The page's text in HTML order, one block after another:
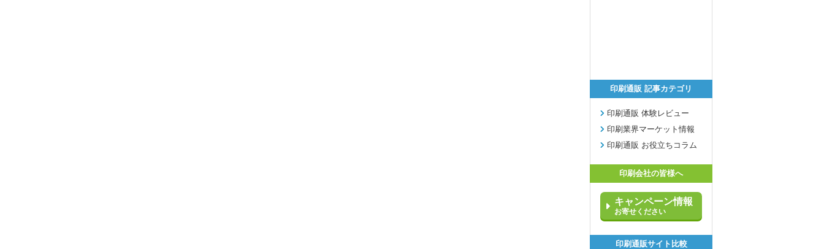
印刷通販 記事カテゴリ
印刷通販 体験レビュー
印刷業界マーケット情報
印刷通販 お役立ちコラム
印刷会社の皆様へ
キャンペーン情報
お寄せください
印刷通販サイト比較